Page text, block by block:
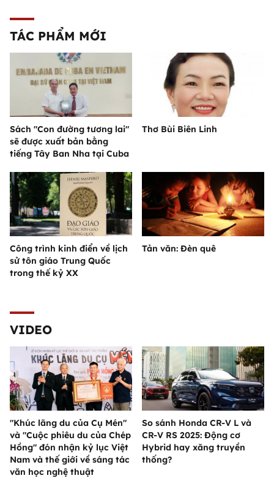
TÁC PHẨM MỚI
Sách "Con đường tương lai"
sẽ được xuất bản bằng
tiếng Tây Ban Nha tại Cuba
Thơ Bùi Biên Linh
Công trình kinh điển về lịch
sử tôn giáo Trung Quốc
trong thế kỷ XX
Tản văn: Đèn quê
VIDEO
"Khúc lãng du của Cụ Mén"
và "Cuộc phiêu du của Chép
Hồng" đón nhận kỷ lục Việt
Nam và thế giới về sáng tác
văn học nghệ thuật
So sánh Honda CR-V L và
CR-V RS 2025: Động cơ
Hybrid hay xăng truyền
thống?